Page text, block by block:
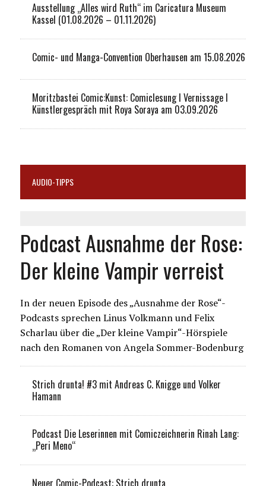
Ausstellung „Alles wird Ruth“ im Caricatura Museum
Kassel (01.08.2026 – 01.11.2026)
Comic- und Manga-Convention Oberhausen am 15.08.2026
Moritzbastei Comic:Kunst: Comiclesung I Vernissage I
Künstlergespräch mit Roya Soraya am 03.09.2026
AUDIO-TIPPS
Podcast Ausnahme der Rose:
Der kleine Vampir verreist
In der neuen Episode des „Ausnahme der Rose“-
Podcasts sprechen Linus Volkmann und Felix
Scharlau über die „Der kleine Vampir“-Hörspiele
nach den Romanen von Angela Sommer-Bodenburg
Strich drunta! #3 mit Andreas C. Knigge und Volker
Hamann
Podcast Die Leserinnen mit Comiczeichnerin Rinah Lang:
„Peri Meno“